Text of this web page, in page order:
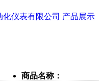
仪表有限公司 产品展示
商品名称：